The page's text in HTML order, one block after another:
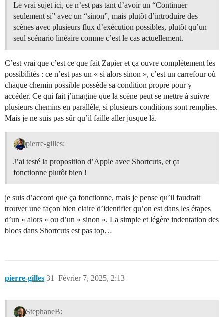
Le vrai sujet ici, ce n’est pas tant d’avoir un “Continuer
seulement si” avec un “sinon”, mais plutôt d’introduire des
scènes avec plusieurs flux d’exécution possibles, plutôt qu’un
seul scénario linéaire comme c’est le cas actuellement.
C’est vrai que c’est ce que fait Zapier et ça ouvre complètement les
possibilités : ce n’est pas un « si alors sinon », c’est un carrefour où
chaque chemin possible possède sa condition propre pour y
accéder. Ce qui fait j’imagine que la scène peut se mettre à suivre
plusieurs chemins en parallèle, si plusieurs conditions sont remplies.
Mais je ne suis pas sûr qu’il faille aller jusque là.
pierre-gilles:
J’ai testé la proposition d’Apple avec Shortcuts, et ça
fonctionne plutôt bien !
je suis d’accord que ça fonctionne, mais je pense qu’il faudrait
trouver une façon bien claire d’identifier qu’on est dans les étapes
d’un « alors » ou d’un « sinon ». La simple et légère indentation des
blocs dans Shortcuts est pas top…
pierre-gilles Février 7, 2025, 2:13
31
StephaneB: